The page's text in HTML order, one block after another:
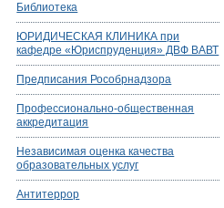
Библиотека
ЮРИДИЧЕСКАЯ КЛИНИКА при
кафедре «Юриспруденция» ДВФ ВАВТ
Предписания Рособрнадзора
Профессионально-общественная
аккредитация
Независимая оценка качества
образовательных услуг
Антитеррор